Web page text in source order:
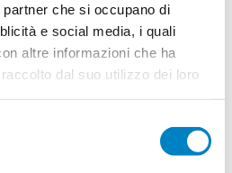
che si occupano di
e social media, i quali
altre informazioni che ha
dal suo utilizzo dei loro
(opzionale)
o grafica adesso? Potrai